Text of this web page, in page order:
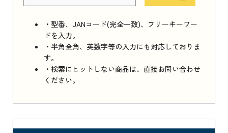
・型番、JANコード(完全一致)、フリーキーワー
ドを入力。
・半角全角、英数字等の入力にも対応しておりま
す。
・検索にヒットしない商品は、直接お問い合わせ
ください。